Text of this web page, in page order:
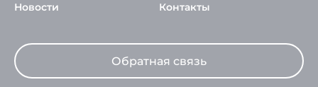
Новости Контакты
Обратная связь